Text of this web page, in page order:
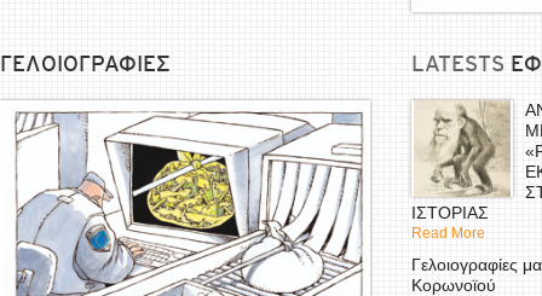
ΓΕΛΟΙΟΓΡΑΦΙΕΣ LATESTS
ΙΣΤΟΡΙΑΣ
Read More
Γελοιογραφίες
Κορωνοϊού